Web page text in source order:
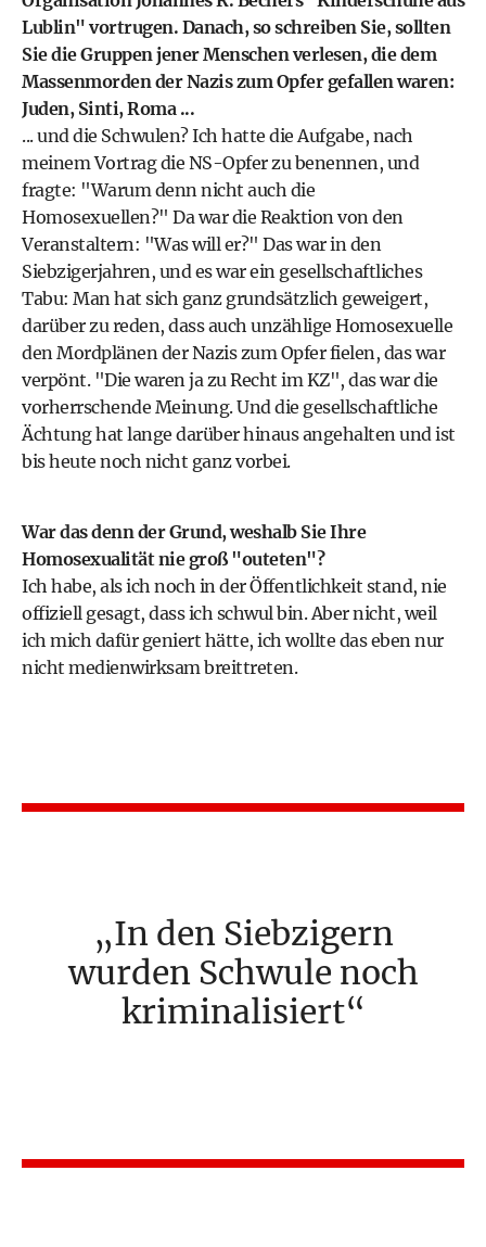
Lublin" vortrugen. Danach, so schreiben Sie, sollten
Sie die Gruppen jener Menschen verlesen, die dem
Massenmorden der Nazis zum Opfer gefallen waren:
Juden, Sinti, Roma ...
... und die Schwulen? Ich hatte die Aufgabe, nach
meinem Vortrag die NS-Opfer zu benennen, und
fragte: "Warum denn nicht auch die
Homosexuellen?" Da war die Reaktion von den
Veranstaltern: "Was will er?" Das war in den
Siebzigerjahren, und es war ein gesellschaftliches
Tabu: Man hat sich ganz grundsätzlich geweigert,
darüber zu reden, dass auch unzählige Homosexuelle
den Mordplänen der Nazis zum Opfer fielen, das war
verpönt. "Die waren ja zu Recht im KZ", das war die
vorherrschende Meinung. Und die gesellschaftliche
Ächtung hat lange darüber hinaus angehalten und ist
bis heute noch nicht ganz vorbei.
War das denn der Grund, weshalb Sie Ihre
Homosexualität nie groß "outeten"?
Ich habe, als ich noch in der Öffentlichkeit stand, nie
offiziell gesagt, dass ich schwul bin. Aber nicht, weil
ich mich dafür geniert hätte, ich wollte das eben nur
nicht medienwirksam breittreten.
In den Siebzigern
wurden Schwule noch
kriminalisiert